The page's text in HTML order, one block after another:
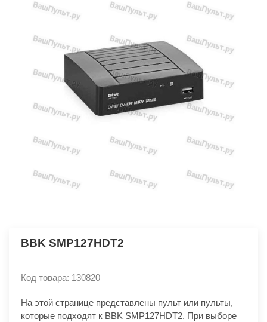
BBK SMP127HDT2
Код товара: 130820
На этой странице представлены пульт или пульты,
которые подходят к BBK SMP127HDT2. При выборе